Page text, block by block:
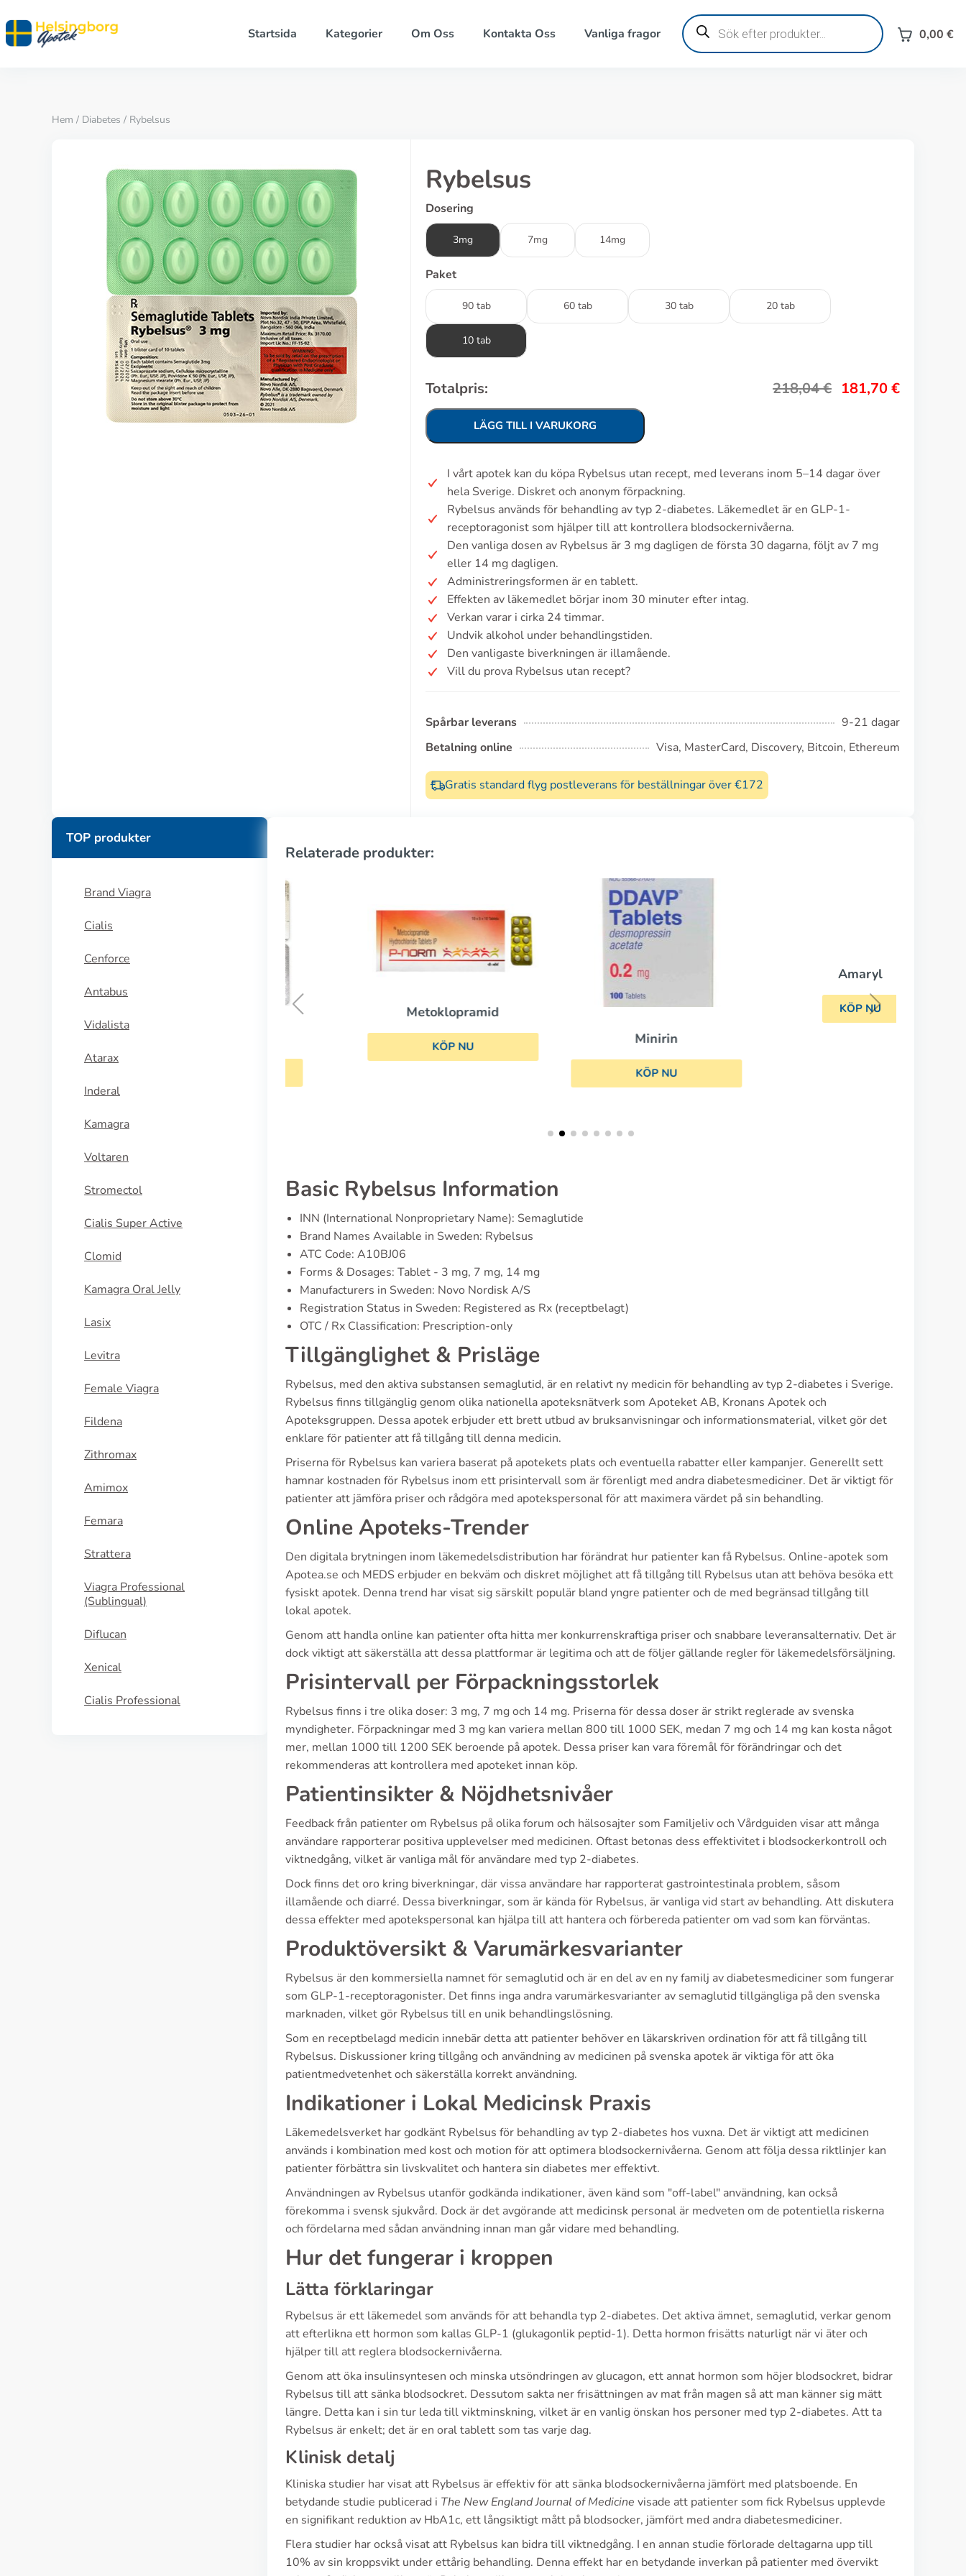
Startsida Kategorier Om Oss Kontakta Oss Vanliga fragor
Produktsökning
0,00 €
Hem / Diabetes / Rybelsus
Rybelsus
Dosering
3mg 7mg 14mg
Paket
90 tab 60 tab 30 tab 20 tab
10 tab
Totalpris: 218,04€ 181,70€
LÄGG TILL I VARUKORG
I vårt apotek kan du köpa Rybelsus utan recept, med leverans inom 5–14 dagar över
hela Sverige. Diskret och anonym förpackning.
Rybelsus används för behandling av typ 2-diabetes. Läkemedlet är en GLP-1-
receptoragonist som hjälper till att kontrollera blodsockernivåerna.
Den vanliga dosen av Rybelsus är 3 mg dagligen de första 30 dagarna, följt av 7 mg
eller 14 mg dagligen.
Administreringsformen är en tablett.
Effekten av läkemedlet börjar inom 30 minuter efter intag.
Verkan varar i cirka 24 timmar.
Undvik alkohol under behandlingstiden.
Den vanligaste biverkningen är illamående.
Vill du prova Rybelsus utan recept?
Spårbar leverans
9-21 dagar
Betalning online
Visa, MasterCard, Discovery, Bitcoin, Ethereum
Gratis standard flyg postleverans för beställningar över €172
TOP produkter
Brand Viagra
Cialis
Cenforce
Antabus
Vidalista
Atarax
Inderal
Kamagra
Voltaren
Stromectol
Cialis Super Active
Clomid
Kamagra Oral Jelly
Lasix
Levitra
Female Viagra
Fildena
Zithromax
Amimox
Femara
Strattera
Viagra Professional
(Sublingual)
Diflucan
Xenical
Cialis Professional
Relaterade produkter:
Metoklopramid
Basic Rybelsus Information
INN (International Nonproprietary Name): Semaglutide
Brand Names Available in Sweden: Rybelsus
ATC Code: A10BJ06
Forms & Dosages: Tablet - 3 mg, 7 mg, 14 mg
Manufacturers in Sweden: Novo Nordisk A/S
Registration Status in Sweden: Registered as Rx (receptbelagt)
OTC / Rx Classification: Prescription-only
Tillgänglighet & Prisläge
Rybelsus, med den aktiva substansen semaglutid, är en relativt ny medicin för behandling av typ 2-diabetes i Sverige.
Rybelsus finns tillgänglig genom olika nationella apoteksnätverk som Apoteket AB, Kronans Apotek och
Apoteksgruppen. Dessa apotek erbjuder ett brett utbud av bruksanvisningar och informationsmaterial, vilket gör det
enklare för patienter att få tillgång till denna medicin.
Priserna för Rybelsus kan variera baserat på apotekets plats och eventuella rabatter eller kampanjer. Generellt sett
hamnar kostnaden för Rybelsus inom ett prisintervall som är förenligt med andra diabetesmediciner. Det är viktigt för
patienter att jämföra priser och rådgöra med apotekspersonal för att maximera värdet på sin behandling.
Online Apoteks-Trender
Den digitala brytningen inom läkemedelsdistribution har förändrat hur patienter kan få Rybelsus. Online-apotek som
Apotea.se och MEDS erbjuder en bekväm och diskret möjlighet att få tillgång till Rybelsus utan att behöva besöka ett
fysiskt apotek. Denna trend har visat sig särskilt populär bland yngre patienter och de med begränsad tillgång till
lokal apotek.
Genom att handla online kan patienter ofta hitta mer konkurrenskraftiga priser och snabbare leveransalternativ. Det är
dock viktigt att säkerställa att dessa plattformar är legitima och att de följer gällande regler för läkemedelsförsäljning.
Prisintervall per Förpackningsstorlek
Rybelsus finns i tre olika doser: 3 mg, 7 mg och 14 mg. Priserna för dessa doser är strikt reglerade av svenska
myndigheter. Förpackningar med 3 mg kan variera mellan 800 till 1000 SEK, medan 7 mg och 14 mg kan kosta något
mer, mellan 1000 till 1200 SEK beroende på apotek. Dessa priser kan vara föremål för förändringar och det
rekommenderas att kontrollera med apoteket innan köp.
Patientinsikter & Nöjdhetsnivåer
Feedback från patienter om Rybelsus på olika forum och hälsosajter som Familjeliv och Vårdguiden visar att många
användare rapporterar positiva upplevelser med medicinen. Oftast betonas dess effektivitet i blodsockerkontroll och
viktnedgång, vilket är vanliga mål för användare med typ 2-diabetes.
Dock finns det oro kring biverkningar, där vissa användare har rapporterat gastrointestinala problem, såsom
illamående och diarré. Dessa biverkningar, som är kända för Rybelsus, är vanliga vid start av behandling. Att diskutera
dessa effekter med apotekspersonal kan hjälpa till att hantera och förbereda patienter om vad som kan förväntas.
Produktöversikt & Varumärkesvarianter
Rybelsus är den kommersiella namnet för semaglutid och är en del av en ny familj av diabetesmediciner som fungerar
som GLP-1-receptoragonister. Det finns inga andra varumärkesvarianter av semaglutid tillgängliga på den svenska
marknaden, vilket gör Rybelsus till en unik behandlingslösning.
Som en receptbelagd medicin innebär detta att patienter behöver en läkarskriven ordination för att få tillgång till
Rybelsus. Diskussioner kring tillgång och användning av medicinen på svenska apotek är viktiga för att öka
patientmedvetenhet och säkerställa korrekt användning.
Indikationer i Lokal Medicinsk Praxis
Läkemedelsverket har godkänt Rybelsus för behandling av typ 2-diabetes hos vuxna. Det är viktigt att medicinen
används i kombination med kost och motion för att optimera blodsockernivåerna. Genom att följa dessa riktlinjer kan
patienter förbättra sin livskvalitet och hantera sin diabetes mer effektivt.
Användningen av Rybelsus utanför godkända indikationer, även känd som "off-label" användning, kan också
förekomma i svensk sjukvård. Dock är det avgörande att medicinsk personal är medveten om de potentiella riskerna
och fördelarna med sådan användning innan man går vidare med behandling.
Hur det fungerar i kroppen
Lätta förklaringar
Rybelsus är ett läkemedel som används för att behandla typ 2-diabetes. Det aktiva ämnet, semaglutid, verkar genom
att efterlikna ett hormon som kallas GLP-1 (glukagonlik peptid-1). Detta hormon frisätts naturligt när vi äter och
hjälper till att reglera blodsockernivåerna.
Genom att öka insulinsyntesen och minska utsöndringen av glucagon, ett annat hormon som höjer blodsockret, bidrar
Rybelsus till att sänka blodsockret. Dessutom sakta ner frisättningen av mat från magen så att man känner sig mätt
längre. Detta kan i sin tur leda till viktminskning, vilket är en vanlig önskan hos personer med typ 2-diabetes. Att ta
Rybelsus är enkelt; det är en oral tablett som tas varje dag.
Klinisk detalj
Kliniska studier har visat att Rybelsus är effektiv för att sänka blodsockernivåerna jämfört med platsboende. En
betydande studie publicerad i The New England Journal of Medicine visade att patienter som fick Rybelsus upplevde
en signifikant reduktion av HbA1c, ett långsiktigt mått på blodsocker, jämfört med andra diabetesmediciner.
Flera studier har också visat att Rybelsus kan bidra till viktnedgång. I en annan studie förlorade deltagarna upp till
10% av sin kroppsvikt under ettårig behandling. Denna effekt har en betydande inverkan på patienter med övervikt